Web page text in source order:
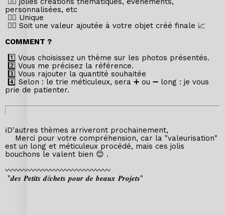
personnalisées, etc
👉🏼 Unique
👉🏼 Soit une valeur ajoutée à votre objet créé finale 📈
COMMENT ?
1️⃣ Vous choisissez un thème sur les photos présentés.
2️⃣ Vous me précisez la référence.
3️⃣ Vous rajouter la quantité souhaitée
4️⃣ Selon : le trie méticuleux, sera ➕ ou ➖ long : je vous
prie de patienter.
ℹ️D'autres thèmes arriveront prochainement,
Merci pour votre compréhension, car la "valeurisation"
est un long et méticuleux procédé, mais ces jolis
bouchons le valent bien 😊 .
〰️〰️〰️〰️〰️〰️〰️〰️〰️〰️〰️〰️〰️〰️
"𝒅𝒆𝒔 𝑷𝒆𝒕𝒊𝒕𝒔𝒅é𝒄𝒉𝒆𝒕𝒔 𝒑𝒐𝒖𝒓 𝒅𝒆 𝒃𝒆𝒂𝒖𝒙 𝑷𝒓𝒐𝒋𝒆𝒕𝒔"